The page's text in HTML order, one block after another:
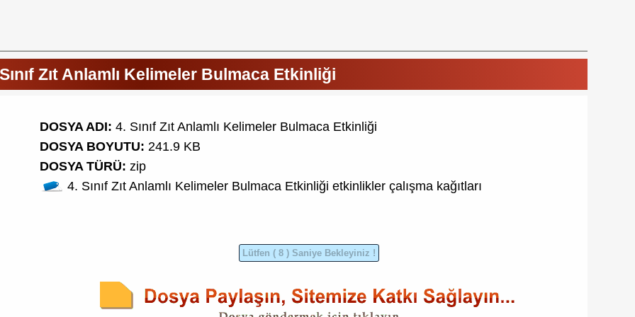
Zıt Anlamlı Kelimeler Bulmaca Etkinliği
DOSYA ADI: 4. Sınıf Zıt Anlamlı Kelimeler Bulmaca Etkinliği
DOSYA BOYUTU: 241.9 KB
DOSYA TÜRÜ: zip
4. Sınıf Zıt Anlamlı Kelimeler Bulmaca Etkinliği etkinlikler çalışma kağıtları